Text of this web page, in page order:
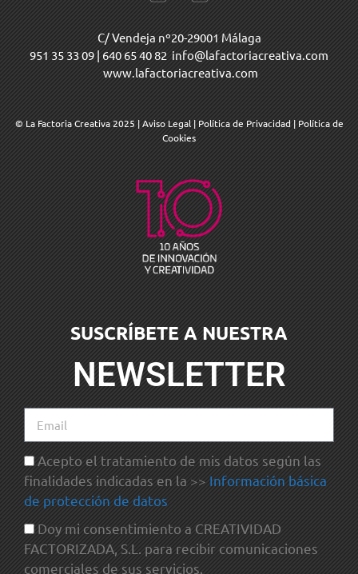
C/ Vendeja nº20-29001 Málaga
951 35 33 09 | 640 65 40 82 info@lafactoriacreativa.com
www.lafactoriacreativa.com
© La Factoria Creativa 2025 |Aviso Legal | Política de Privacidad | Política de
Cookies
SUSCRÍBETE A NUESTRA
NEWSLETTER
Acepto el tratamiento de mis datos según las
finalidades indicadas en la >> Información básica
de protección de datos
Doy mi consentimiento a CREATIVIDAD
FACTORIZADA, S.L. para recibir comunicaciones
comerciales de sus servicios.